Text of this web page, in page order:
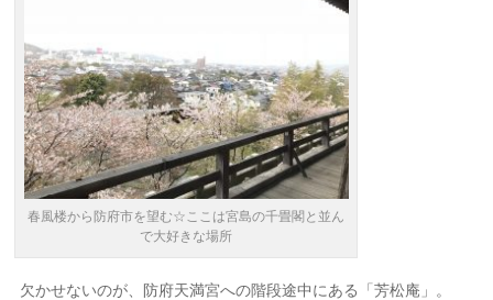
春風楼から防府市を望む☆ここは宮島の千畳閣と並ん
で大好きな場所
欠かせないのが、防府天満宮への階段途中にある「芳松庵」。